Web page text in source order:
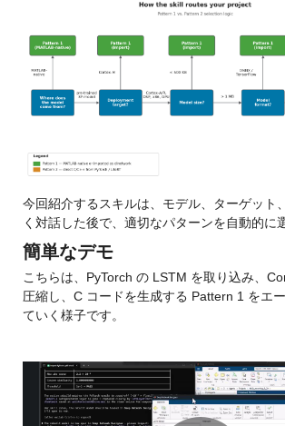
今回紹介するスキルは、モデル、ターゲット
く対話した後で、適切なパターンを自動的に
簡単なデモ
こちらは、PyTorch の LSTM を取り込み、
圧縮し、C コードを生成する Pattern 1 をエ
ていく様子です。